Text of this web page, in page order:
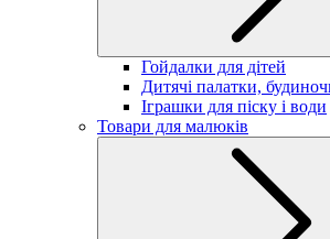
Гойдалки для дітей
Дитячі палатки,
Іграшки для піску і води
Товари для малюків